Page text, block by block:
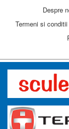
Despre
Termeni si